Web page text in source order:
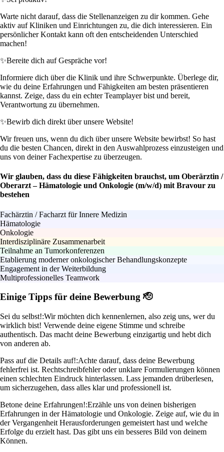
Warte nicht darauf, dass die Stellenanzeigen zu dir kommen. Gehe
aktiv auf Kliniken und Einrichtungen zu, die dich interessieren. Ein
persönlicher Kontakt kann oft den entscheidenden Unterschied
machen!
✨Bereite dich auf Gespräche vor!
Informiere dich über die Klinik und ihre Schwerpunkte. Überlege dir,
wie du deine Erfahrungen und Fähigkeiten am besten präsentieren
kannst. Zeige, dass du ein echter Teamplayer bist und bereit,
Verantwortung zu übernehmen.
✨Bewirb dich direkt über unsere Website!
Wir freuen uns, wenn du dich über unsere Website bewirbst! So hast
du die besten Chancen, direkt in den Auswahlprozess einzusteigen und
uns von deiner Fachexpertise zu überzeugen.
Wir glauben, dass du diese Fähigkeiten brauchst, um Oberärztin /
Oberarzt – Hämatologie und Onkologie (m/w/d) mit Bravour zu
bestehen
Fachärztin / Facharzt für Innere Medizin
Hämatologie
Onkologie
Interdisziplinäre Zusammenarbeit
Teilnahme an Tumorkonferenzen
Etablierung moderner onkologischer Behandlungskonzepte
Engagement in der Weiterbildung
Multiprofessionelles Teamwork
Einige Tipps für deine Bewerbung 🫡
Sei du selbst!:Wir möchten dich kennenlernen, also zeig uns, wer du
wirklich bist! Verwende deine eigene Stimme und schreibe
authentisch. Das macht deine Bewerbung einzigartig und hebt dich
von anderen ab.
Pass auf die Details auf!:Achte darauf, dass deine Bewerbung
fehlerfrei ist. Rechtschreibfehler oder unklare Formulierungen können
einen schlechten Eindruck hinterlassen. Lass jemanden drüberlesen,
um sicherzugehen, dass alles klar und professionell ist.
Betone deine Erfahrungen!:Erzähle uns von deinen bisherigen
Erfahrungen in der Hämatologie und Onkologie. Zeige auf, wie du in
der Vergangenheit Herausforderungen gemeistert hast und welche
Erfolge du erzielt hast. Das gibt uns ein besseres Bild von deinem
Können.